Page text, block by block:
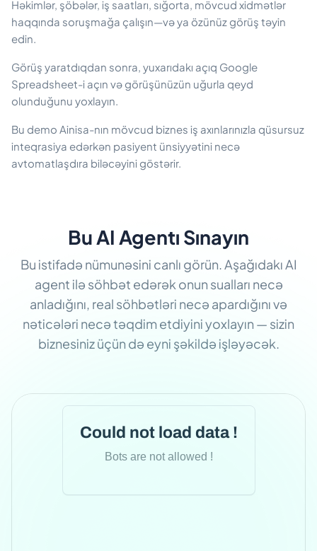
Həkimlər, şöbələr, iş saatları, sığorta, mövcud xidmətlər
haqqında soruşmağa çalışın—və ya özünüz görüş təyin
edin.
Görüş yaratdıqdan sonra, yuxarıdakı açıq Google
Spreadsheet-i açın və görüşünüzün uğurla qeyd
olunduğunu yoxlayın.
Bu demo Ainisa-nın mövcud biznes iş axınlarınızla qüsursuz
inteqrasiya edərkən pasiyent ünsiyyətini necə
avtomatlaşdıra biləcəyini göstərir.
Bu AI Agentı Sınayın
Bu istifadə nümunəsini canlı görün. Aşağıdakı AI
agent ilə söhbət edərək onun sualları necə
anladığını, real söhbətləri necə apardığını və
nəticələri necə təqdim etdiyini yoxlayın — sizin
biznesiniz üçün də eyni şəkildə işləyəcək.